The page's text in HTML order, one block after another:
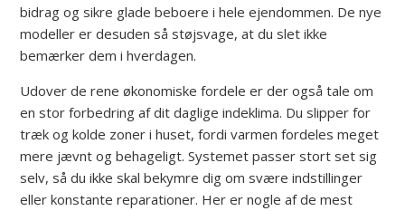
bidrag og sikre glade beboere i hele ejendommen. De nye
modeller er desuden så støjsvage, at du slet ikke
bemærker dem i hverdagen.
Udover de rene økonomiske fordele er der også tale om
en stor forbedring af dit daglige indeklima. Du slipper for
træk og kolde zoner i huset, fordi varmen fordeles meget
mere jævnt og behageligt. Systemet passer stort set sig
selv, så du ikke skal bekymre dig om svære indstillinger
eller konstante reparationer. Her er nogle af de mest